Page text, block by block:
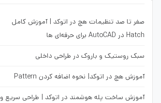
صفر تا صد تنظیمات هچ در اتوکد | آموزش کامل
Hatch در AutoCAD برای حرفه‌ای ها
سبک روستیک و باروک در طراحی داخلی
آموزش هچ در اتوکد| نحوه اضافه کردن Pattern
آموزش ساخت پله هوشمند در اتوکد | طراحی سریع و